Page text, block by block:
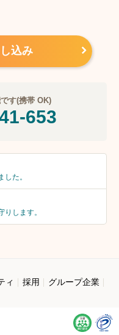
込み
す(携帯 OK)
653
した。
りします。
ィ 採用
グループ企業